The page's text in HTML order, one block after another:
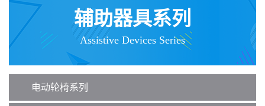
i
g
i
辅助器具系列
Assistive Devices Series
电动轮椅系列